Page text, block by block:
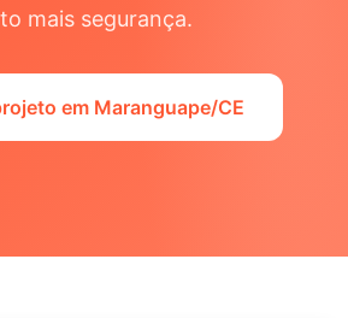
mais segurança.
em Maranguape/CE